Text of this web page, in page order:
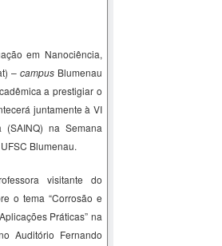
em Nanociência,
– campusBlumenau
a prestigiar o
juntamente à VI
na Semana
Blumenau.
visitante do
o tema “Corrosão e
Práticas” na
Auditório Fernando